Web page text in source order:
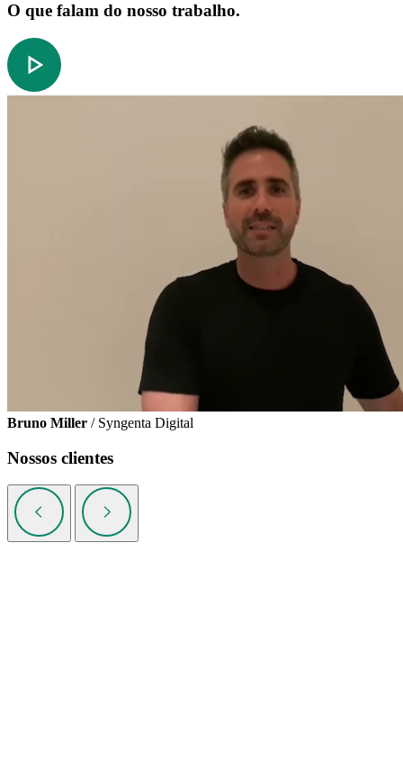
O que falam do nosso trabalho.
Bruno Miller / Syngenta Digital
Nossos clientes